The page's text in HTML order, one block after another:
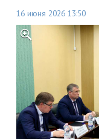
16 июня 2026 13:50